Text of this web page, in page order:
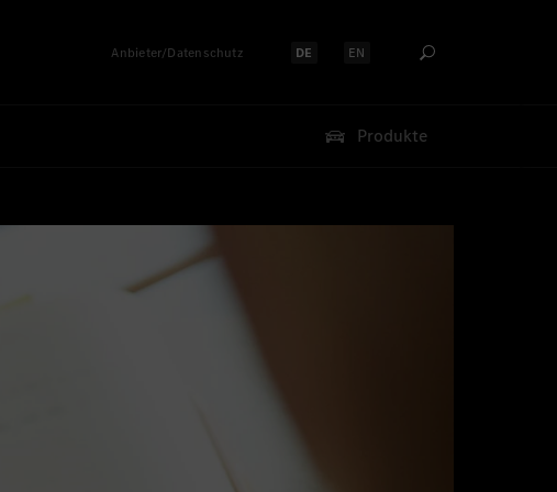
Anbieter/Datenschutz Sprache auswählen:
DE Sprache auswählen:
EN
Produkte